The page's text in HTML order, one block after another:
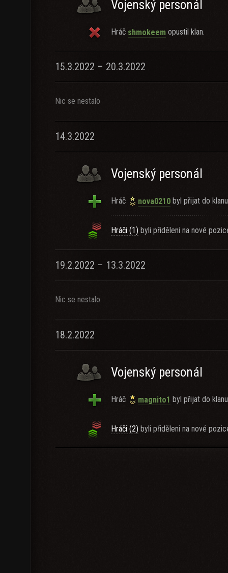
Vojenský personál
Hráč shmokeem opustil klan.
15.3.2022 – 20.3.2022
Nic se nestalo
14.3.2022
Vojenský personál
Hráč nova0210 byl přijat do
Hráči (1) byli přiděleni na nové
19.2.2022 – 13.3.2022
Nic se nestalo
18.2.2022
Vojenský personál
Hráč magnito1 byl přijat do
Hráči (2) byli přiděleni na nové